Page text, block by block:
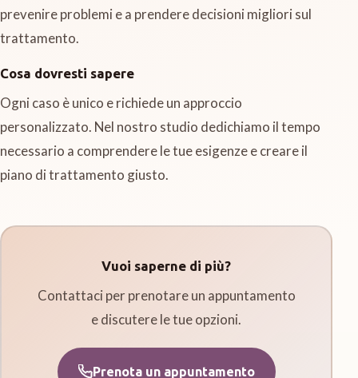
prevenire problemi e a prendere decisioni migliori sul
trattamento.
Cosa dovresti sapere
Ogni caso è unico e richiede un approccio
personalizzato. Nel nostro studio dedichiamo il tempo
necessario a comprendere le tue esigenze e creare il
piano di trattamento giusto.
Vuoi saperne di più?
Contattaci per prenotare un appuntamento
e discutere le tue opzioni.
Prenota un appuntamento